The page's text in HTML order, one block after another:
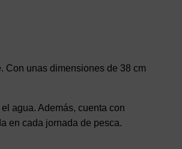
Con unas dimensiones de 38 cm
agua. Además, cuenta con
en cada jornada de pesca.